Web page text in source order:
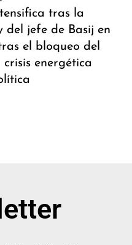
tras la
jefe de Basij en
el bloqueo del
energética